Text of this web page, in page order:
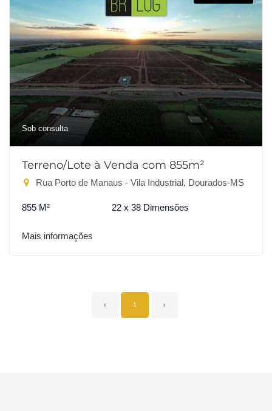
Sob consulta
Terreno/Lote à Venda com 855m²
Rua Porto de Manaus - Vila Industrial, Dourados-MS
855 M² 22 x 38 Dimensões
Mais informações
‹ 1 ›